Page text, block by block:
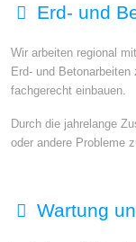
Erd- und
Wir arbeiten regional
Erd- und
fachgerecht einbauen.
Durch die jahrelange
oder andere Probleme
Wartung